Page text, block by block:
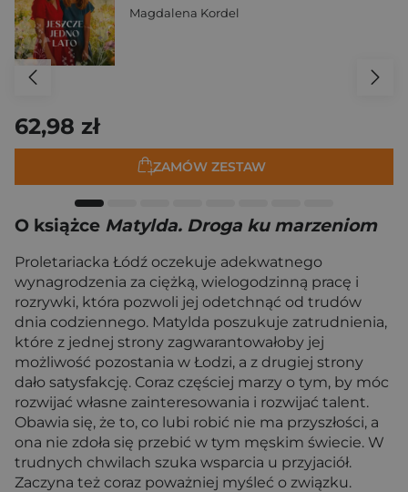
Magdalena Kordel
62,98 zł
ZAMÓW ZESTAW
O książce Matylda. Droga ku marzeniom
Proletariacka Łódź oczekuje adekwatnego
wynagrodzenia za ciężką, wielogodzinną pracę i
rozrywki, która pozwoli jej odetchnąć od trudów
dnia codziennego. Matylda poszukuje zatrudnienia,
które z jednej strony zagwarantowałoby jej
możliwość pozostania w Łodzi, a z drugiej strony
dało satysfakcję. Coraz częściej marzy o tym, by móc
rozwijać własne zainteresowania i rozwijać talent.
Obawia się, że to, co lubi robić nie ma przyszłości, a
ona nie zdoła się przebić w tym męskim świecie. W
trudnych chwilach szuka wsparcia u przyjaciół.
Zaczyna też coraz poważniej myśleć o związku.